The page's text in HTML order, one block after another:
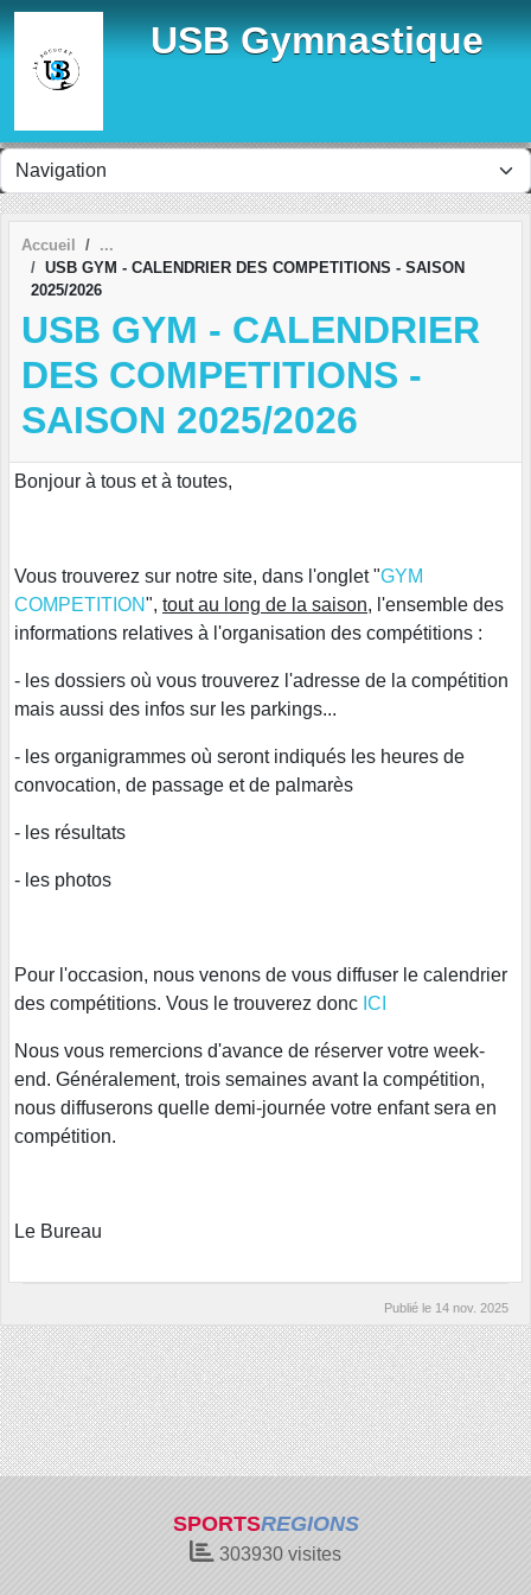
USB Gymnastique
Accueil
USB GYM - CALENDRIER DES COMPETITIONS - SAISON
2025/2026
USB GYM - CALENDRIER
DES COMPETITIONS -
SAISON 2025/2026
Bonjour à tous et à toutes,
Vous trouverez sur notre site, dans l'onglet "GYM
COMPETITION", tout au long de la saison, l'ensemble des
informations relatives à l'organisation des compétitions :
- les dossiers où vous trouverez l'adresse de la compétition
mais aussi des infos sur les parkings...
- les organigrammes où seront indiqués les heures de
convocation, de passage et de palmarès
- les résultats
- les photos
Pour l'occasion, nous venons de vous diffuser le calendrier
des compétitions. Vous le trouverez donc ICI
Nous vous remercions d'avance de réserver votre week-
end. Généralement, trois semaines avant la compétition,
nous diffuserons quelle demi-journée votre enfant sera en
compétition.
Le Bureau
Publié le 14 nov. 2025
SPORTSREGIONS
303930 visites
Panneau de gestion des cookies